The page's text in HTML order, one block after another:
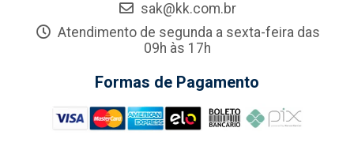
sak@kk.com.br
Atendimento de segunda a sexta-feira das
09h às 17h
Formas de Pagamento